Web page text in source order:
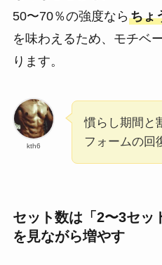
50〜70％の強度なら ちょ
を味わえるため、モチベ
ります。
kth6
慣らし期間と
フォームの回
セット数は「2〜3セッ
を見ながら増やす